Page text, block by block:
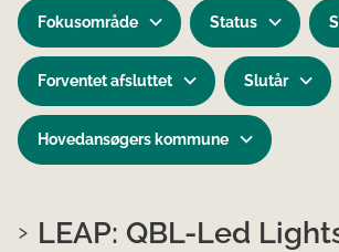
Fokusområde Status
Forventet afsluttet Slutår
Hovedansøgers kommune
LEAP: QBL-Led